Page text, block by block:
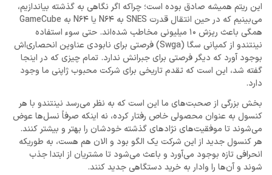
این ریتم همیشه صادق بوده است؛ چراکه اگر نگاهی به گذشته بیاندازیم،
می‌بینیم که در حین انتقال قدرت SNES به N64 یا N64 به GameCube
همگی باعث ریزش 10 میلیونی مخاطب شده‌اند. حتی سوء استفاده
نینتندو از کمپانی سگا (Swga) فرصتی برای نابودی عناوین انحصاری‌اش
بوجود آورد که دیگر فرصتی برای جبرانش ندارد. تمام چیزی که در اینجا
گفته شد، این است که تقدم تاریخی برای شرکت محبوب ژاپنی ما وجود
دارد.
بخش بزرگی از صحبت‌های ما این است که به نظر می‌رسد نینتندو با هر
کنسول به عنوان محصولی خاص رفتار کرده، نه اینکه صرفاً نسل‌ها عوض
می‌شوند تا موفقیت‌های نژادهای گذشته خودشان را بهتر و بیشتر کنند.
هر کنسول جدید از این شرکت یک الگو بود و الان هم هست، به طوریکه
انحرافی تازه بوجود می‌آورد و باعث می‌شود تا مشتریان از ابتدا جذب
شوند و آن‌ها را وادار به خرید دستگاهی جدید کنند.